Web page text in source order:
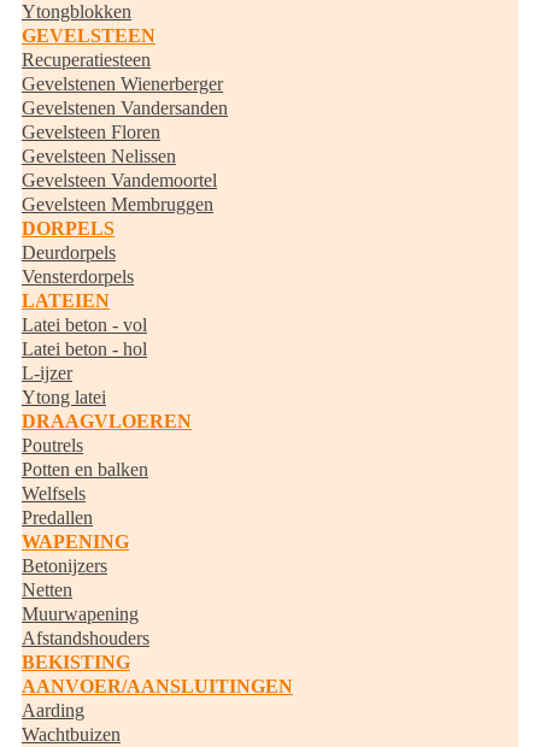
Ytongblokken
GEVELSTEEN
Recuperatiesteen
Gevelstenen Wienerberger
Gevelstenen Vandersanden
Gevelsteen Floren
Gevelsteen Nelissen
Gevelsteen Vandemoortel
Gevelsteen Membruggen
DORPELS
Deurdorpels
Vensterdorpels
LATEIEN
Latei beton - vol
Latei beton - hol
L-ijzer
Ytong latei
DRAAGVLOEREN
Poutrels
Potten en balken
Welfsels
Predallen
WAPENING
Betonijzers
Netten
Muurwapening
Afstandshouders
BEKISTING
AANVOER/AANSLUITINGEN
Aarding
Wachtbuizen